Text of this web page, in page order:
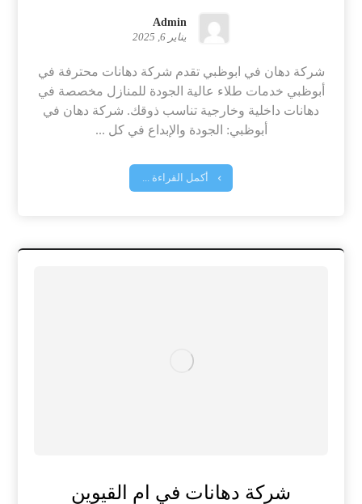
Admin
يناير 6, 2025
شركة دهان في ابوظبي تقدم شركة دهانات محترفة في
أبوظبي خدمات طلاء عالية الجودة للمنازل مخصصة في
دهانات داخلية وخارجية تناسب ذوقك. شركة دهان في
أبوظبي: الجودة والإبداع في كل ...
أكمل القراءة ...
شركة دهانات في ام القيوين